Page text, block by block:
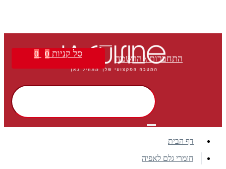
התחברות \ הרשמה סל קניות 0
0
דף הבית
חומרי גלם לאפיה